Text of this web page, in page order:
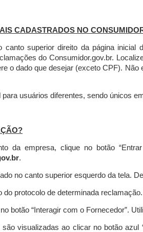
CADASTRADOS NO
canto superior direito da página
do Consumidor.gov.br.
o dado que desejar (exceto CPF).
usuários diferentes, sendo únicos
da empresa, clique no botão
.
no canto superior esquerdo da tela.
protocolo de determinada
botão “Interagir com o Fornecedor”.
visualizadas ao clicar no botão azul